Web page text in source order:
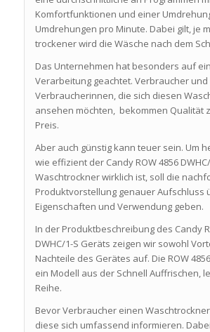
Komfortfunktionen und einer
Umdrehungen pro Minute. Dabei gilt, je
trockener wird die Wäsche nach dem
Das Unternehmen hat besonders auf
Verarbeitung geachtet. Verbraucher und
Verbraucherinnen, die sich diesen
ansehen möchten, bekommen Qualität
Preis.
Aber auch günstig kann teuer sein. Um
wie effizient der Candy ROW 4856
Waschtrockner wirklich ist, soll die
Produktvorstellung genauer Aufschluss
Eigenschaften und Verwendung geben.
In der Produktbeschreibung des Candy
DWHC/1-S Geräts zeigen wir sowohl
Nachteile des Gerätes auf. Die ROW
ein Modell aus der Schnell Auffrischen,
Reihe.
Bevor Verbraucher einen
diese sich umfassend informieren.